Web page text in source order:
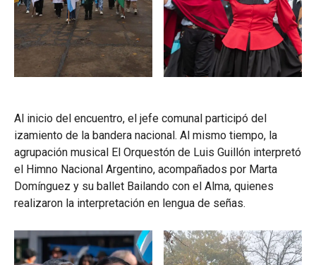
Al inicio del encuentro, el jefe comunal participó del
izamiento de la bandera nacional. Al mismo tiempo, la
agrupación musical El Orquestón de Luis Guillón interpretó
el Himno Nacional Argentino, acompañados por Marta
Domínguez y su ballet Bailando con el Alma, quienes
realizaron la interpretación en lengua de señas.